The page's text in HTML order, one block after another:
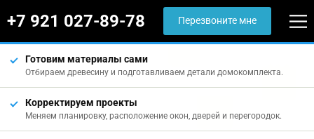
+7 921 027-89-78 Перезвоните мне
Готовим материалы сами
Отбираем древесину и подготавливаем детали домокомплекта.
Корректируем проекты
Меняем планировку, расположение окон, дверей и перегородок.